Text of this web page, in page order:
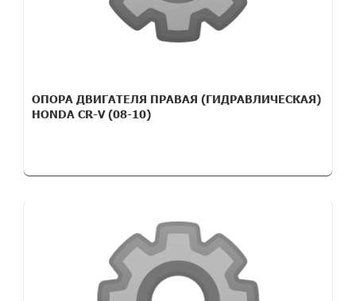
ОПОРА ДВИГАТЕЛЯ ПРАВАЯ (ГИДРАВЛИЧЕСКАЯ)
HONDA CR-V (08-10)